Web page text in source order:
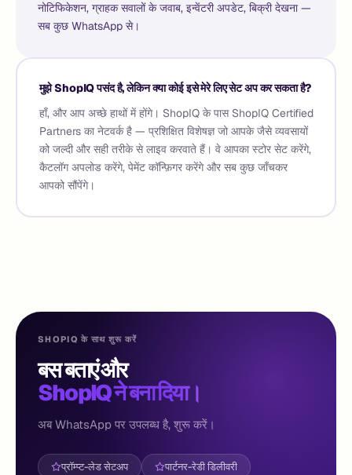
नोटिफिकेशन, ग्राहक सवालों के जवाब, इन्वेंटरी अपडेट, बिक्री देखना —
सब कुछ WhatsApp से।
मुझे ShopIQ पसंद है, लेकिन क्या कोई इसे मेरे लिए सेट अप कर सकता है?
हाँ, और आप अच्छे हाथों में होंगे। ShopIQ के पास ShopIQ Certified
Partners का नेटवर्क है — प्रशिक्षित विशेषज्ञ जो आपके जैसे व्यवसायों
को जल्दी और सही तरीके से लाइव करवाते हैं। वे आपका स्टोर सेट करेंगे,
कैटलॉग अपलोड करेंगे, पेमेंट कॉन्फ़िगर करेंगे और सब कुछ जाँचकर
आपको सौंपेंगे।
SHOPIQ के साथ शुरू करें
बस बताएं और
ShopIQ ने बना दिया।
अब WhatsApp पर उपलब्ध है, शुरू करें।
प्रॉम्प्ट-लेड सेटअप
पार्टनर-रेडी डिलीवरी